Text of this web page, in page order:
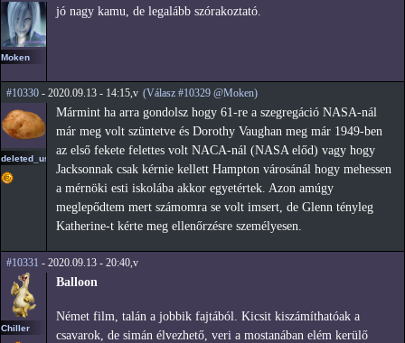
Moken
jó nagy kamu, de legalább szórakoztató.
#10330 - 2020.09.13 - 14:15,v (Válasz #10329 @Moken)
deleted_user2
Mármint ha arra gondolsz hogy 61-re a szegregáció NASA-nál
már meg volt szüntetve és Dorothy Vaughan meg már 1949-ben
az első fekete felettes volt NACA-nál (NASA előd) vagy hogy
Jacksonnak csak kérnie kellett Hampton városánál hogy mehessen
a mérnöki esti iskolába akkor egyetértek. Azon amúgy
meglepődtem mert számomra se volt imsert, de Glenn tényleg
Katherine-t kérte meg ellenőrzésre személyesen.
#10331 - 2020.09.13 - 20:40,v
Chiller
Balloon
Német film, talán a jobbik fajtából. Kicsit kiszámíthatóak a
csavarok, de simán élvezhető, veri a mostanában elém kerülő